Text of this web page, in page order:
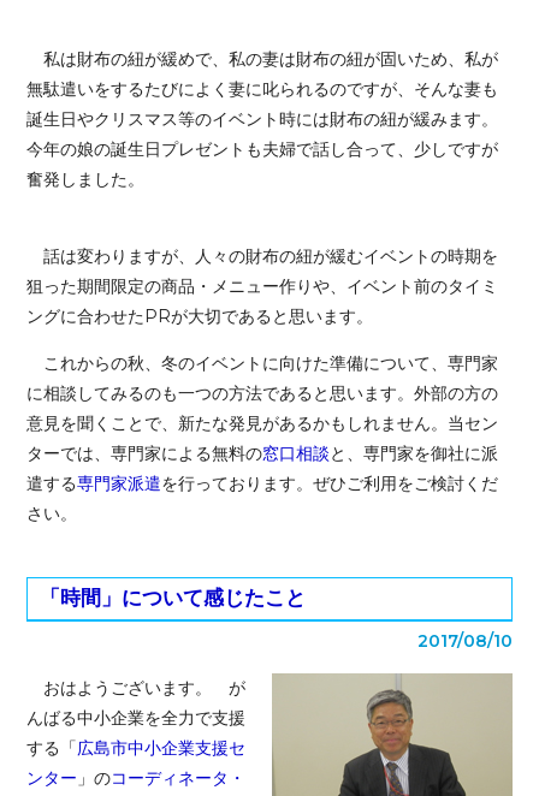
私は財布の紐が緩めで、私の妻は財布の紐が固いため、私が
無駄遣いをするたびによく妻に叱られるのですが、そんな妻も
誕生日やクリスマス等のイベント時には財布の紐が緩みます。
今年の娘の誕生日プレゼントも夫婦で話し合って、少しですが
奮発しました。
話は変わりますが、人々の財布の紐が緩むイベントの時期を
狙った期間限定の商品・メニュー作りや、イベント前のタイミ
ングに合わせたPRが大切であると思います。
これからの秋、冬のイベントに向けた準備について、専門家
に相談してみるのも一つの方法であると思います。外部の方の
意見を聞くことで、新たな発見があるかもしれません。当セン
ターでは、専門家による無料の窓口相談と、専門家を御社に派
遣する専門家派遣を行っております。ぜひご利用をご検討くだ
さい。
「時間」について感じたこと
2017/08/10
おはようございます。 が
んばる中小企業を全力で支援
する「広島市中小企業支援セ
ンター 」のコーディネータ・